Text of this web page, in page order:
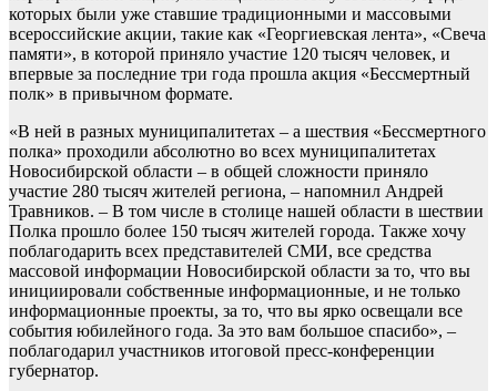
которых были уже ставшие традиционными и массовыми
всероссийские акции, такие как «Георгиевская лента», «Свеча
памяти», в которой приняло участие 120 тысяч человек, и
впервые за последние три года прошла акция «Бессмертный
полк» в привычном формате.
«В ней в разных муниципалитетах – а шествия «Бессмертного
полка» проходили абсолютно во всех муниципалитетах
Новосибирской области – в общей сложности приняло
участие 280 тысяч жителей региона, – напомнил Андрей
Травников. – В том числе в столице нашей области в шествии
Полка прошло более 150 тысяч жителей города. Также хочу
поблагодарить всех представителей СМИ, все средства
массовой информации Новосибирской области за то, что вы
инициировали собственные информационные, и не только
информационные проекты, за то, что вы ярко освещали все
события юбилейного года. За это вам большое спасибо», –
поблагодарил участников итоговой пресс-конференции
губернатор.